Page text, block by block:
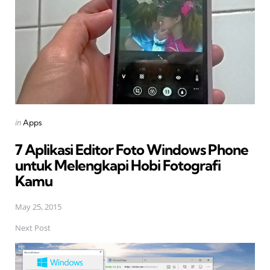
Posted
inApps
7 Aplikasi Editor Foto Windows Phone
untuk Melengkapi Hobi Fotografi
Kamu
May 25, 2015
Next Post